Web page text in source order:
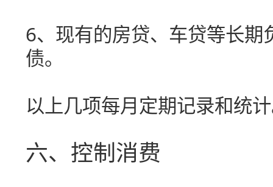
6、现有的房贷、车贷等长
债。
以上几项每月定期记录和统
六、控制消费